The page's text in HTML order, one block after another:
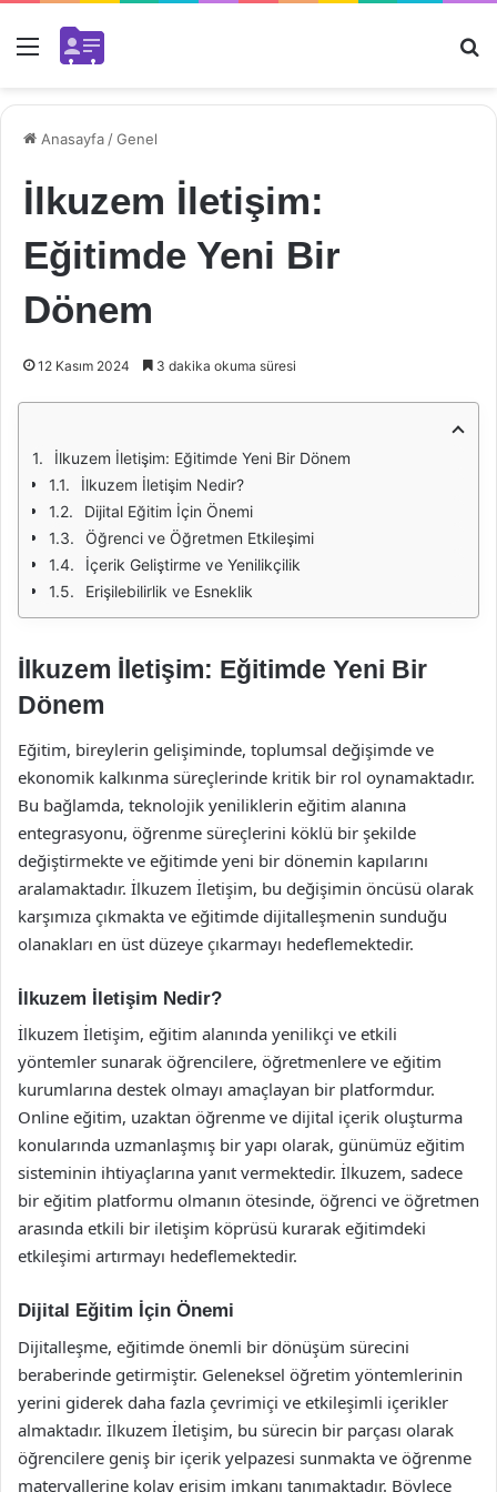
Menü
Anasayfa /Genel
İlkuzem İletişim:
Eğitimde Yeni Bir
Dönem
12 Kasım 2024 3 dakika okuma süresi
İlkuzem İletişim: Eğitimde Yeni Bir Dönem
İlkuzem İletişim Nedir?
Dijital Eğitim İçin Önemi
Öğrenci ve Öğretmen Etkileşimi
İçerik Geliştirme ve Yenilikçilik
Erişilebilirlik ve Esneklik
İlkuzem İletişim: Eğitimde Yeni Bir
Dönem
Eğitim, bireylerin gelişiminde, toplumsal değişimde ve
ekonomik kalkınma süreçlerinde kritik bir rol oynamaktadır.
Bu bağlamda, teknolojik yeniliklerin eğitim alanına
entegrasyonu, öğrenme süreçlerini köklü bir şekilde
değiştirmekte ve eğitimde yeni bir dönemin kapılarını
aralamaktadır. İlkuzem İletişim, bu değişimin öncüsü olarak
karşımıza çıkmakta ve eğitimde dijitalleşmenin sunduğu
olanakları en üst düzeye çıkarmayı hedeflemektedir.
İlkuzem İletişim Nedir?
İlkuzem İletişim, eğitim alanında yenilikçi ve etkili
yöntemler sunarak öğrencilere, öğretmenlere ve eğitim
kurumlarına destek olmayı amaçlayan bir platformdur.
Online eğitim, uzaktan öğrenme ve dijital içerik oluşturma
konularında uzmanlaşmış bir yapı olarak, günümüz eğitim
sisteminin ihtiyaçlarına yanıt vermektedir. İlkuzem, sadece
bir eğitim platformu olmanın ötesinde, öğrenci ve öğretmen
arasında etkili bir iletişim köprüsü kurarak eğitimdeki
etkileşimi artırmayı hedeflemektedir.
Dijital Eğitim İçin Önemi
Dijitalleşme, eğitimde önemli bir dönüşüm sürecini
beraberinde getirmiştir. Geleneksel öğretim yöntemlerinin
yerini giderek daha fazla çevrimiçi ve etkileşimli içerikler
almaktadır. İlkuzem İletişim, bu sürecin bir parçası olarak
öğrencilere geniş bir içerik yelpazesi sunmakta ve öğrenme
materyallerine kolay erişim imkanı tanımaktadır. Böylece